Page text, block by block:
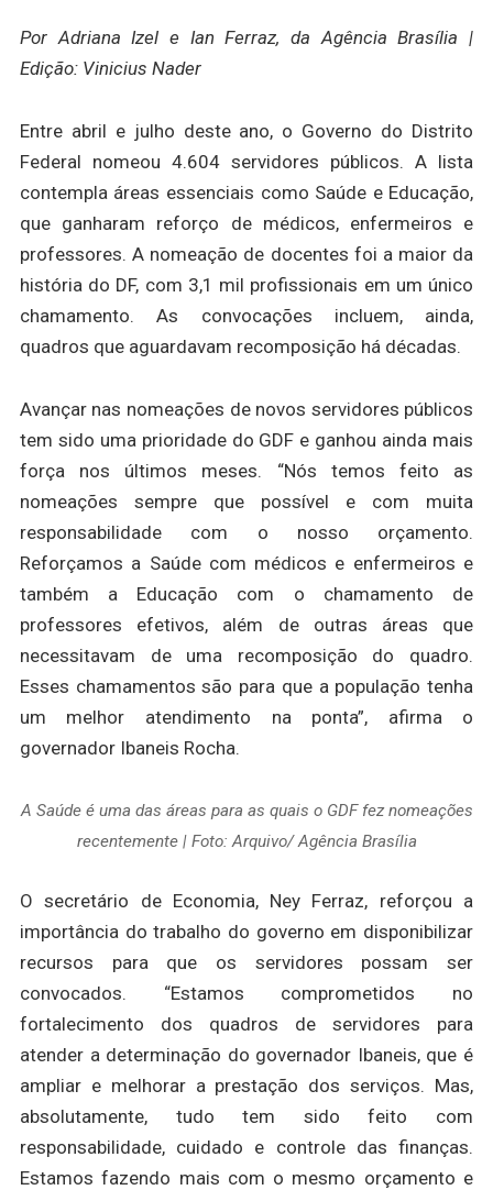
Por Adriana Izel e Ian Ferraz, da Agência Brasília |
Edição: Vinicius Nader
Entre abril e julho deste ano, o Governo do Distrito
Federal nomeou 4.604 servidores públicos. A lista
contempla áreas essenciais como Saúde e Educação,
que ganharam reforço de médicos, enfermeiros e
professores. A nomeação de docentes foi a maior da
história do DF, com 3,1 mil profissionais em um único
chamamento. As convocações incluem, ainda,
quadros que aguardavam recomposição há décadas.
Avançar nas nomeações de novos servidores públicos
tem sido uma prioridade do GDF e ganhou ainda mais
força nos últimos meses. “Nós temos feito as
nomeações sempre que possível e com muita
responsabilidade com o nosso orçamento.
Reforçamos a Saúde com médicos e enfermeiros e
também a Educação com o chamamento de
professores efetivos, além de outras áreas que
necessitavam de uma recomposição do quadro.
Esses chamamentos são para que a população tenha
um melhor atendimento na ponta”, afirma o
governador Ibaneis Rocha.
A Saúde é uma das áreas para as quais o GDF fez nomeações
recentemente | Foto: Arquivo/ Agência Brasília
O secretário de Economia, Ney Ferraz, reforçou a
importância do trabalho do governo em disponibilizar
recursos para que os servidores possam ser
convocados. “Estamos comprometidos no
fortalecimento dos quadros de servidores para
atender a determinação do governador Ibaneis, que é
ampliar e melhorar a prestação dos serviços. Mas,
absolutamente, tudo tem sido feito com
responsabilidade, cuidado e controle das finanças.
Estamos fazendo mais com o mesmo orçamento e